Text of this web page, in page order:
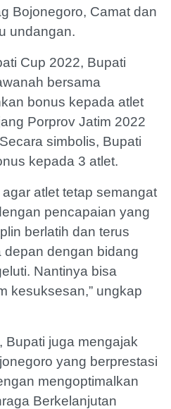
Bojonegoro, Camat dan
undangan.
Cup 2022, Bupati
bersama
bonus kepada atlet
Porprov Jatim 2022
simbolis, Bupati
kepada 3 atlet.
atlet tetap semangat
pencapaian yang
berlatih dan terus
depan dengan bidang
Nantinya bisa
kesuksesan,” ungkap
Bupati juga mengajak
yang berprestasi
mengoptimalkan
Berkelanjutan